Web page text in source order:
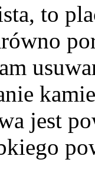
to
jest